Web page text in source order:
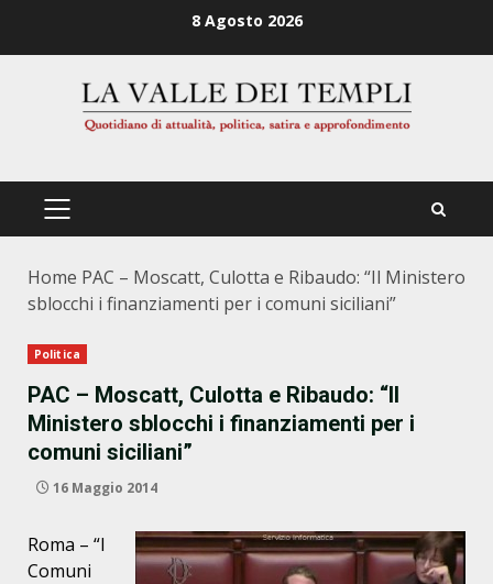
8 Agosto 2026
PRIMÄRES
Home PAC – Moscatt, Culotta e Ribaudo: “Il Ministero
sblocchi i finanziamenti per i comuni siciliani”
Politica
PAC – Moscatt, Culotta e Ribaudo: “Il
Ministero sblocchi i finanziamenti per i
comuni siciliani”
16 Maggio 2014
Roma – “I
Comuni